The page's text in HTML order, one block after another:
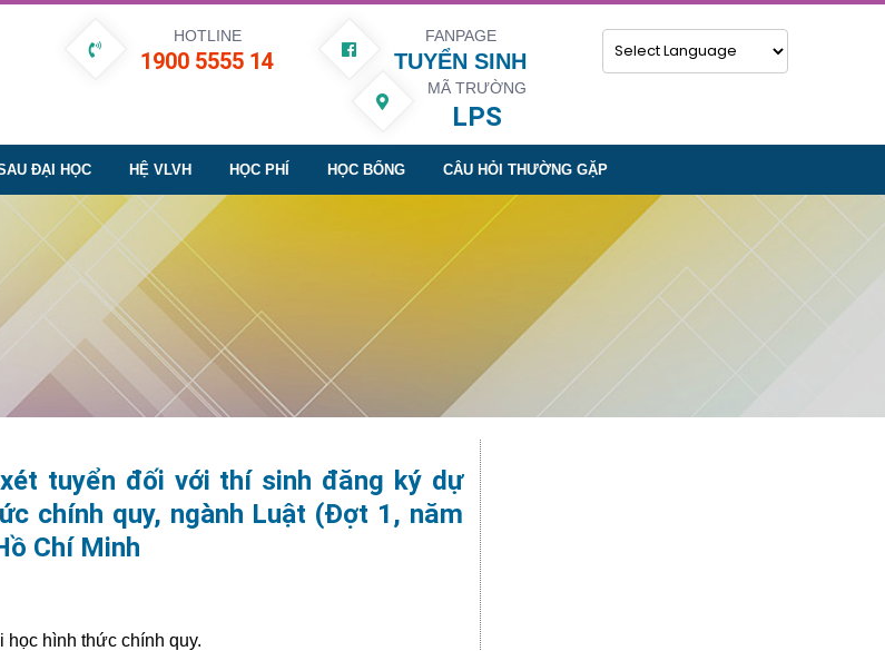
FANPAGE
TUYỂN SINH
HOTLINE
1900 5555 14
MÃ TRƯỜNG
LPS
ĐẠI HỌC HỆ VLVH HỌC PHÍ HỌC BỔNG CÂU HỎI THƯỜNG GẶP
tuyển đối với thí sinh đăng ký dự
chính quy, ngành Luật (Đợt 1, năm
Chí Minh
học hình thức chính quy.